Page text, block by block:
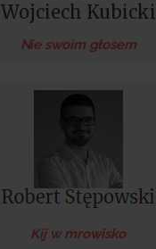
Wojciech Kubicki
Nie swoim głosem
Kij w mrowisko